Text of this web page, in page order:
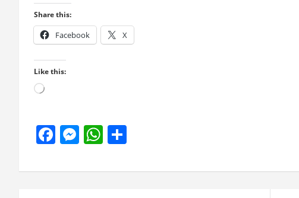
Share this:
Facebook X
Like this:
Loading…
F
ce
M
se
W
at ar